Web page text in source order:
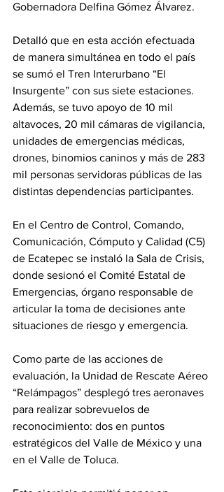
Gobernadora Delfina Gómez Álvarez.
Detalló que en esta acción efectuada
de manera simultánea en todo el país
se sumó el Tren Interurbano “El
Insurgente” con sus siete estaciones.
Además, se tuvo apoyo de 10 mil
altavoces, 20 mil cámaras de vigilancia,
unidades de emergencias médicas,
drones, binomios caninos y más de 283
mil personas servidoras públicas de las
distintas dependencias participantes.
En el Centro de Control, Comando,
Comunicación, Cómputo y Calidad (C5)
de Ecatepec se instaló la Sala de Crisis,
donde sesionó el Comité Estatal de
Emergencias, órgano responsable de
articular la toma de decisiones ante
situaciones de riesgo y emergencia.
Como parte de las acciones de
evaluación, la Unidad de Rescate Aéreo
“Relámpagos” desplegó tres aeronaves
para realizar sobrevuelos de
reconocimiento: dos en puntos
estratégicos del Valle de México y una
en el Valle de Toluca.